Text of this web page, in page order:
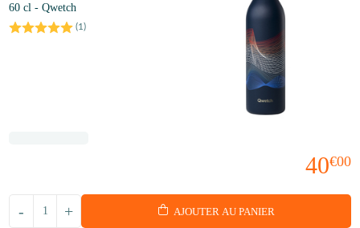
60 cl - Qwetch
(1 )
40€00
+
- AJOUTER AU PANIER